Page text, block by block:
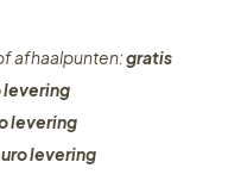
afhaalpunten:gratis
levering
levering
levering